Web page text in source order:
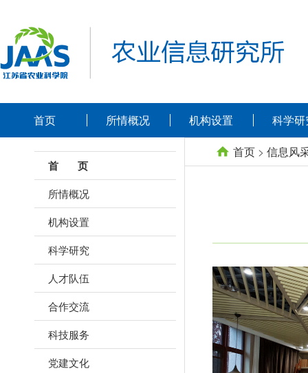
首页 所情概况 机构设置 科学
首 页
所情概况
机构设置
科学研究
人才队伍
合作交流
科技服务
党建文化
首页 > 信息风